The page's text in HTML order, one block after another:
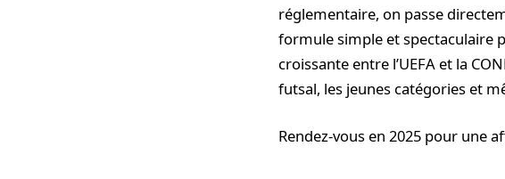
réglementaire, on passe
formule simple et spectaculaire
croissante entre l’UEFA et la
futsal, les jeunes catégories et
Rendez-vous en 2025 pour une